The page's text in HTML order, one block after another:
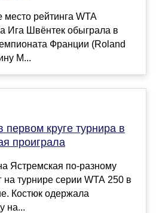
рейтинга WTA
Ига Швёнтек обыграла в
Франции (Roland
М...
первом круге турнира в
проиграла
Ястремская по-разному
на турнире серии WTA 250 в
Костюк одержала
на...